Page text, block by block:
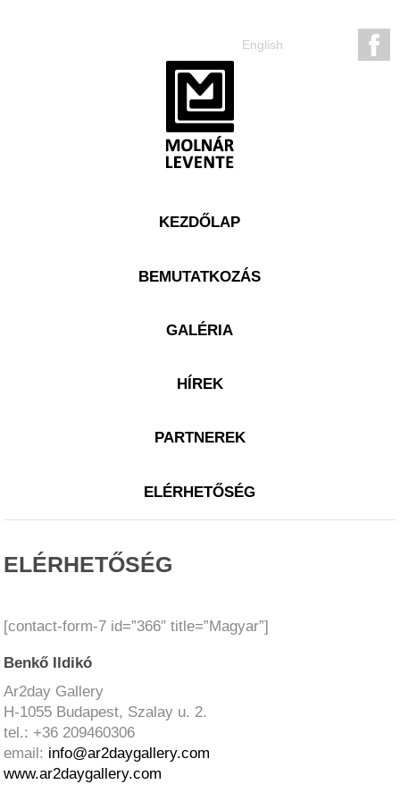
English
KEZDŐLAP
BEMUTATKOZÁS
GALÉRIA
HÍREK
PARTNEREK
ELÉRHETŐSÉG
ELÉRHETŐSÉG
[contact-form-7 id=”366″ title=”Magyar”]
Benkő Ildikó
Ar2day Gallery
H-1055 Budapest, Szalay u. 2.
tel.: +36 209460306
email: info@ar2daygallery.com
www.ar2daygallery.com